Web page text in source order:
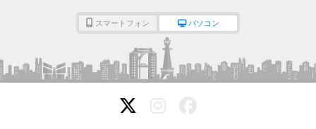
スマートフォン パソコン